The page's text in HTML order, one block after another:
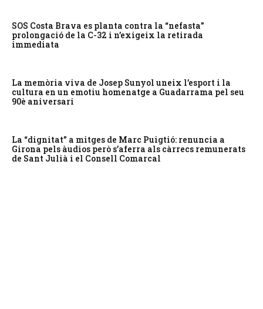
SOS Costa Brava es planta contra la “nefasta”
prolongació de la C-32 i n’exigeix la retirada
immediata
La memòria viva de Josep Sunyol uneix l’esport i la
cultura en un emotiu homenatge a Guadarrama pel seu
90è aniversari
La “dignitat” a mitges de Marc Puigtió: renuncia a
Girona pels àudios però s’aferra als càrrecs remunerats
de Sant Julià i el Consell Comarcal